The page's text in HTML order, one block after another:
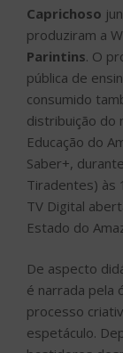
Tiradentes) às
TV Digital
Estado do
De aspecto
é narrada pela
processo
espetáculo.
bastidores
desenvolvem
Festival de
profissionais
compositores,
plásticos,
e